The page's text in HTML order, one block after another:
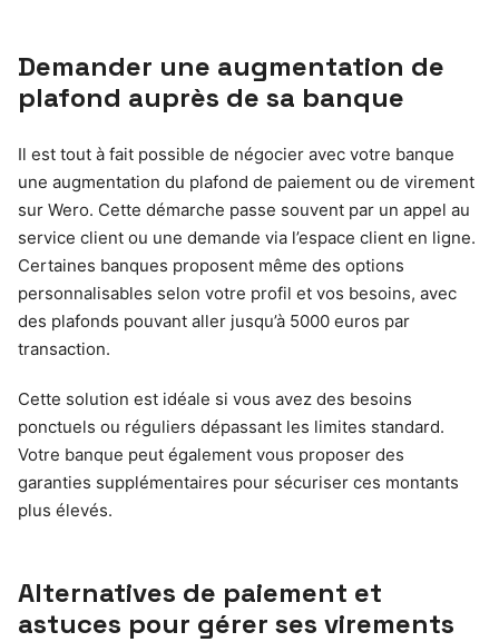
Demander une augmentation de
plafond auprès de sa banque
Il est tout à fait possible de négocier avec votre banque
une augmentation du plafond de paiement ou de virement
sur Wero. Cette démarche passe souvent par un appel au
service client ou une demande via l’espace client en ligne.
Certaines banques proposent même des options
personnalisables selon votre profil et vos besoins, avec
des plafonds pouvant aller jusqu’à 5000 euros par
transaction.
Cette solution est idéale si vous avez des besoins
ponctuels ou réguliers dépassant les limites standard.
Votre banque peut également vous proposer des
garanties supplémentaires pour sécuriser ces montants
plus élevés.
Alternatives de paiement et
astuces pour gérer ses virements